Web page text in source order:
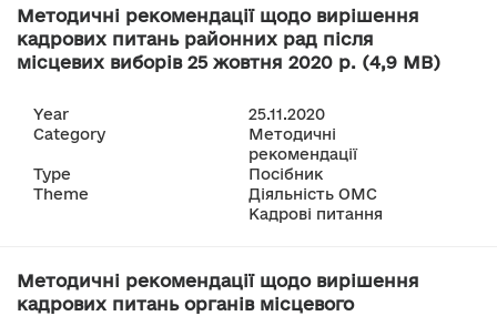
Методичні рекомендації щодо вирішення
кадрових питань районних рад після
місцевих виборів 25 жовтня 2020 р. (4,9 MB)
Year
25.11.2020
Category
Методичні
рекомендації
Type
Посібник
Theme
Діяльність ОМС
Кадрові питання
Методичні рекомендації щодо вирішення
кадрових питань органів місцевого